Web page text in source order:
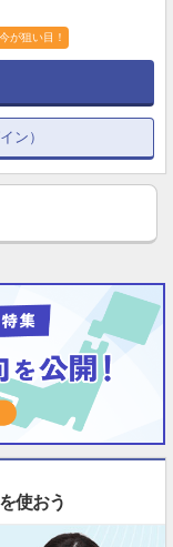
今が狙い目！
ン）
使おう